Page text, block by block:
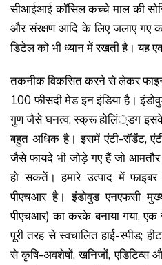
सीआईआई कॉसिल कच्चे माल की
और संरक्षण आदि के लिए जलाए गए
डिटेल को भी ध्यान में रखती है। यह
तकनीक विकसित करने से लेकर
100 फीसदी मेड इन इंडिया है।
गुण जैसे घनत्व, स्क्रू होलिं्डग इसके
बहुत अधिक है। इसमें एंटी-रॉडेंट,
जैसे फायदे भी जोड़े गए हैं जो आमतौर
हो सकतें। हमारे उत्पाद में
पीएचआर है। इंडोवुड एनएफसी
पीएचआर) का करके बनाया गया, एक
पूरी तरह से स्वचालित हाई-स्पीड;
से कृषि-अवशेषों, खनिजों, एडिटिव्स